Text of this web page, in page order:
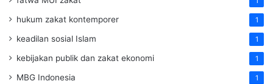
hukum zakat kontemporer 1
keadilan sosial Islam 1
kebijakan publik dan zakat ekonomi 1
MBG Indonesia 1